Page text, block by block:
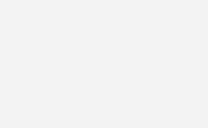
der VDKF LEC-Software
mit insgesamt rund 200 000 Kälte-
ergeben: Mit einem Anteil von 38 %
Anlagen die mit Abstand größte
R134a-, R407C- und R404A-